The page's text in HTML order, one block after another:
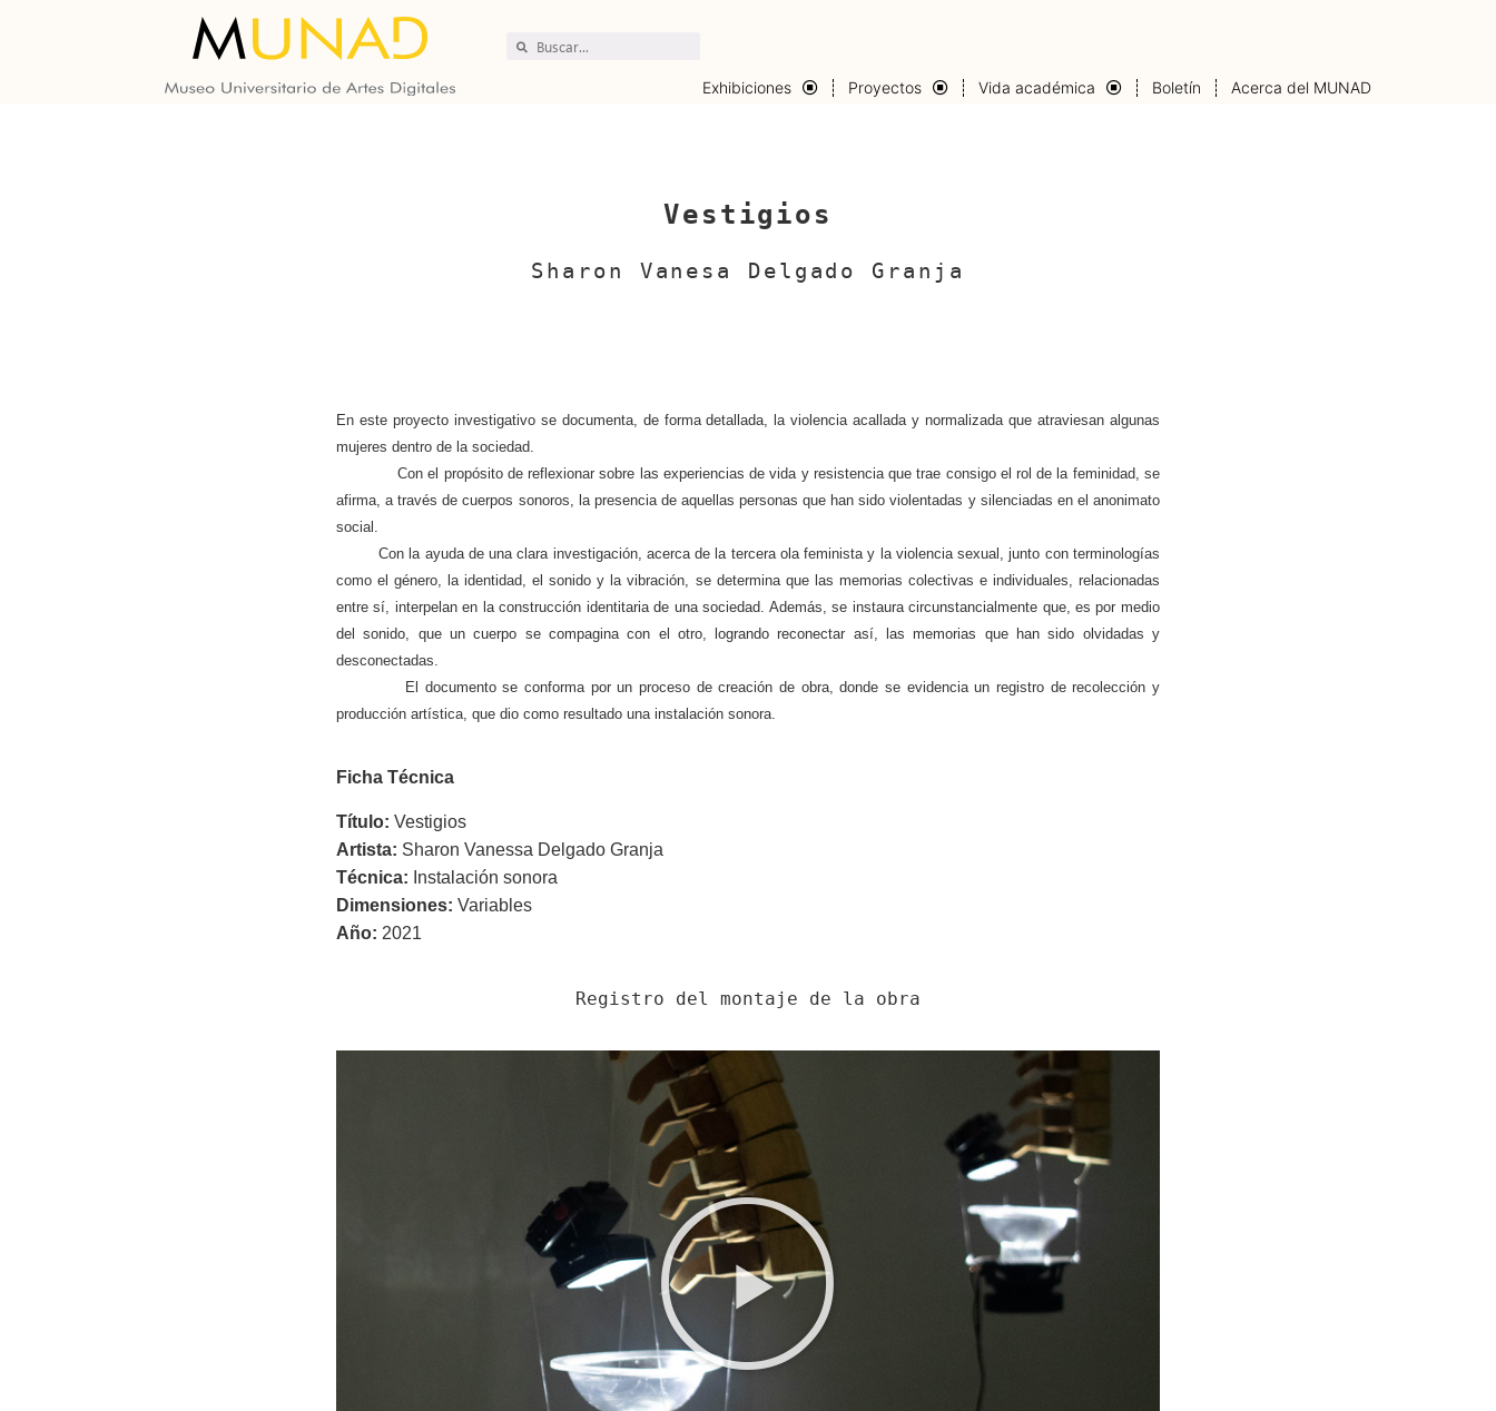
Exhibiciones Proyectos Vida académica Boletín Acerca del MUNAD
Vestigios
Sharon Vanesa Delgado Granja
En este proyecto investigativo se documenta, de forma detallada, la violencia acallada y normalizada que atraviesan algunas
mujeres dentro de la sociedad.
Con el propósito de reflexionar sobre las experiencias de vida y resistencia que trae consigo el rol de la feminidad, se
afirma, a través de cuerpos sonoros, la presencia de aquellas personas que han sido violentadas y silenciadas en el anonimato
social.
Con la ayuda de una clara investigación, acerca de la tercera ola feminista y la violencia sexual, junto con terminologías
como el género, la identidad, el sonido y la vibración, se determina que las memorias colectivas e individuales, relacionadas
entre sí, interpelan en la construcción identitaria de una sociedad. Además, se instaura circunstancialmente que, es por medio
del sonido, que un cuerpo se compagina con el otro, logrando reconectar así, las memorias que han sido olvidadas y
desconectadas.
El documento se conforma por un proceso de creación de obra, donde se evidencia un registro de recolección y
producción artística, que dio como resultado una instalación sonora.
Ficha Técnica
Título: Vestigios
Artista: Sharon Vanessa Delgado Granja
Técnica: Instalación sonora
Dimensiones: Variables
Año: 2021
Registro del montaje de la obra